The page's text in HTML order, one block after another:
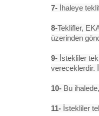
7- İhaleye
8-Teklifler,
üzerinden
9- İstekliler
vereceklerdir.
10- Bu
11- İstekliler